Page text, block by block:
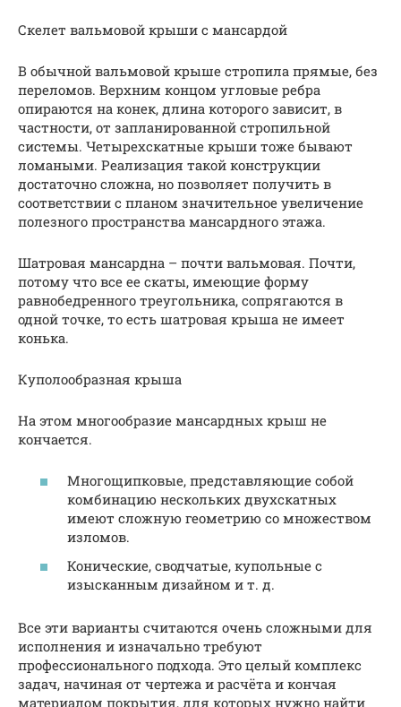
Скелет вальмовой крыши с мансардой
В обычной вальмовой крыше стропила прямые, без
переломов. Верхним концом угловые ребра
опираются на конек, длина которого зависит, в
частности, от запланированной стропильной
системы. Четырехскатные крыши тоже бывают
ломаными. Реализация такой конструкции
достаточно сложна, но позволяет получить в
соответствии с планом значительное увеличение
полезного пространства мансардного этажа.
Шатровая мансардна – почти вальмовая. Почти,
потому что все ее скаты, имеющие форму
равнобедренного треугольника, сопрягаются в
одной точке, то есть шатровая крыша не имеет
конька.
Куполообразная крыша
На этом многообразие мансардных крыш не
кончается.
Многощипковые, представляющие собой
комбинацию нескольких двухскатных
имеют сложную геометрию со множеством
изломов.
Конические, сводчатые, купольные с
изысканным дизайном и т. д.
Все эти варианты считаются очень сложными для
исполнения и изначально требуют
профессионального подхода. Это целый комплекс
задач, начиная от чертежа и расчёта и кончая
материалом покрытия, для которых нужно найти